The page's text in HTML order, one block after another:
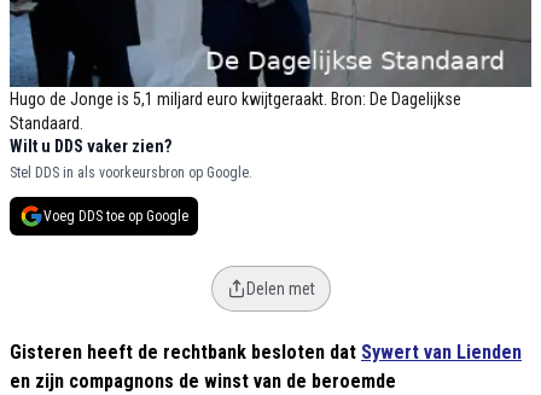
Hugo de Jonge is 5,1 miljard euro kwijtgeraakt. Bron: De Dagelijkse
Standaard.
Wilt u DDS vaker zien?
Stel DDS in als voorkeursbron op Google.
Voeg DDS toe op Google
Delen met
Gisteren heeft de rechtbank besloten dat Sywert van Lienden
en zijn compagnons de winst van de beroemde